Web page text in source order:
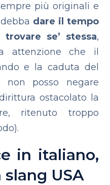
più originali e
dare il tempo
se’ stessa,
attenzione che il
e la caduta del
posso negare
ostacolato la
ritenuto troppo
in italiano,
USA